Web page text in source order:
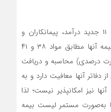
وی اظهار کرد طبق بخشنامه ۱۱ جدید درآمد، پیمانکاران و
مهندسین مشاورانی که حق بیمه آنها مطابق مواد ۳۸ و ۴۱
درصدی) محاسبه و دریافت
دفاتر آنها معافیت دارد و به
نیز امکانپذیر نیست؛ لذا
به‌صورت مستمر لیست بیمه